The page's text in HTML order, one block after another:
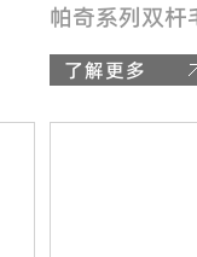
帕奇系列双杆
了解更多